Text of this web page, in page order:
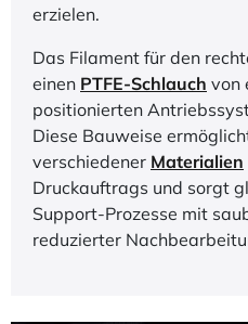
erzielen.
Das Filament für den
einen PTFE-Schlauch von
positionierten
Diese Bauweise
verschiedener Materialien
Druckauftrags und sorgt
Support-Prozesse mit
reduzierter